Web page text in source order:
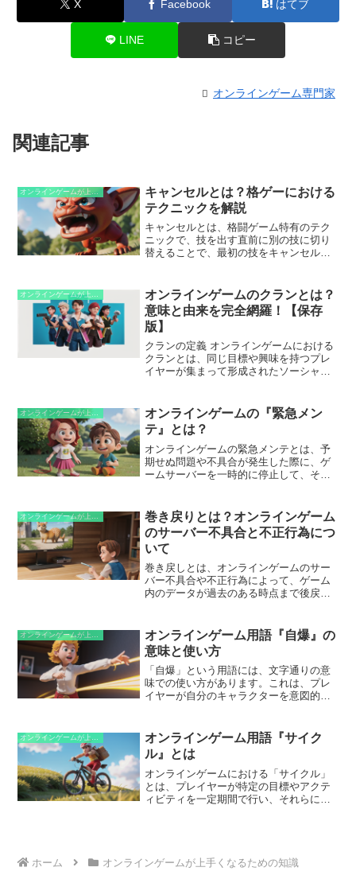
X Facebook はてブ
LINE コピー
オンラインゲーム専門家
関連記事
オンラインゲームが上手くなるための知識
キャンセルとは？格ゲーにおける
テクニックを解説
キャンセルとは、格闘ゲーム特有のテク
ニックで、技を出す直前に別の技に切り
替えることで、最初の技をキャンセルし
手の攻撃へのカウンターを可能にしま
す。たとえば、必殺技の「波動拳」を放
とうとしていますが、相手が近づいてき
た場合は、技を出す直前に「昇竜拳」に
切り替えることで、相手の攻撃を回避し
つつ攻撃を仕掛けることができます。
オンラインゲームのクランとは？
意味と由来を完全網羅！【保存
版】
クランの定義 オンラインゲームにおける
クランとは、同じ目標や興味を持つプレ
イヤーが集まって形成されたソーシャル
クランと競争をします。クランには独自
のルールや階層があり、メンバーは一緒
に遊び、サポートし合い、戦略を共有し
ます。クランは、オンラインゲームでコ
ミュニティ感覚を醸成し、プレイヤーの
ゲーム体験を充実させる役割を果たしま
の機会を提供することもあります。
オンラインゲームが上手くなるための知識
オンラインゲームの『緊急メン
テ』とは？
オンラインゲームの緊急メンテとは、予
期せぬ問題や不具合が発生した際に、ゲ
ームサーバーを一時的に停止して、それ
セキュリティパッチの適用、ゲーム内の
コンテンツの追加や変更など、サーバー
側でしか対応できない問題に対処するた
めに実施されます。
巻き戻りとは？オンラインゲーム
のサーバー不具合と不正行為につ
いて
巻き戻しとは、オンラインゲームのサー
バー不具合や不正行為によって、ゲーム
内のデータが過去のある時点まで後戻り
ゲーム運営はデータを以前のバックアッ
プから復元するために巻き戻しを実行す
ることがあります。不正行為で不正に獲
得したアイテムや経験値などのゲーム内
リソースを削除するために、巻き戻しが
行われることもあります。
オンラインゲーム用語『自爆』の
意味と使い方
「自爆」という用語には、文字通りの意
味での使い方があります。これは、プレ
イヤーが自分のキャラクターを意図的に
を与えるスキルやアイテムがあり、それ
らを使用して自分自身を自爆させること
ができます。自爆することで、次のラウ
ンドでより有利な位置にリスポーンした
り、敵をトラップしたり、チームメイト
を救ったりすることができます。
オンラインゲームが上手くなるための知識
オンラインゲーム用語『サイク
ル』とは
オンラインゲームにおける「サイクル」
とは、プレイヤーが特定の目標やアクテ
ィビティを一定期間で行い、それらに関
クルが始まります。
ホーム オンラインゲームが上手くなるための知識